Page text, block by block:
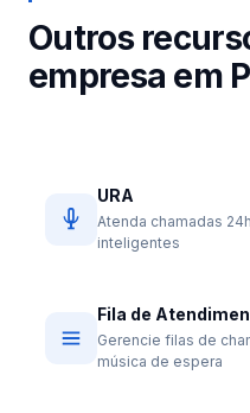
Outros
empresa em
URA
Atenda chamadas
inteligentes
Fila de
Gerencie filas de
música de espera